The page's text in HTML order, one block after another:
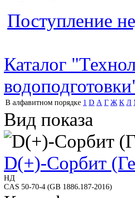
Поступление
Каталог
В алфавитном порядке 1 D А Г Ж К Л
Вид показа
D(+)-Сорбит
НД
CAS 50-70-4 (GB 1886.187-2016)